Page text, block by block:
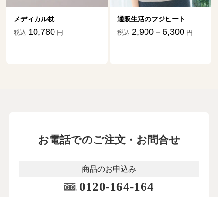
メディカル枕
税込 10,780 円
通販生活のフジヒート
税込 2,900－6,300 円
お電話でのご注文・お問合せ
商品のお申込み
0120-164-164